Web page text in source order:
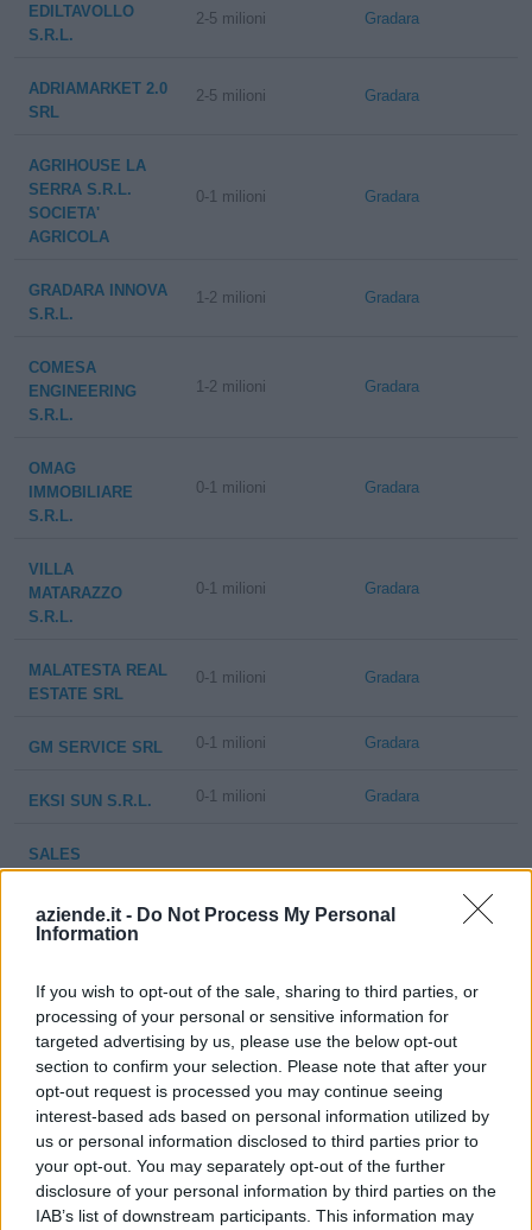
aziende.it - Do Not Process My Personal
Information
If you wish to opt-out of the sale, sharing to third parties, or
processing of your personal or sensitive information for
targeted advertising by us, please use the below opt-out
section to confirm your selection. Please note that after your
opt-out request is processed you may continue seeing
interest-based ads based on personal information utilized by
us or personal information disclosed to third parties prior to
your opt-out. You may separately opt-out of the further
disclosure of your personal information by third parties on the
IAB’s list of downstream participants. This information may
EDILTAVOLLO
S.R.L.
2-5 milioni Gradara
ADRIAMARKET 2.0
SRL
2-5 milioni Gradara
AGRIHOUSE LA
SERRA S.R.L.
SOCIETA'
AGRICOLA
0-1 milioni Gradara
GRADARA INNOVA
S.R.L.
1-2 milioni Gradara
COMESA
ENGINEERING
S.R.L.
1-2 milioni Gradara
OMAG
IMMOBILIARE
S.R.L.
0-1 milioni Gradara
VILLA
MATARAZZO
S.R.L.
0-1 milioni Gradara
MALATESTA REAL
ESTATE SRL
0-1 milioni Gradara
GM SERVICE SRL 0-1 milioni Gradara
EKSI SUN S.R.L. 0-1 milioni Gradara
SALES
RESPONSABILITA'
SARTORIA ARTE
& STILE SOCIETA'
COOPERATIVA A
R.L.
0-1 milioni Gradara
NAUTICA ONDA
SU ONDA DI
VANNONI RAOUL
Gradara